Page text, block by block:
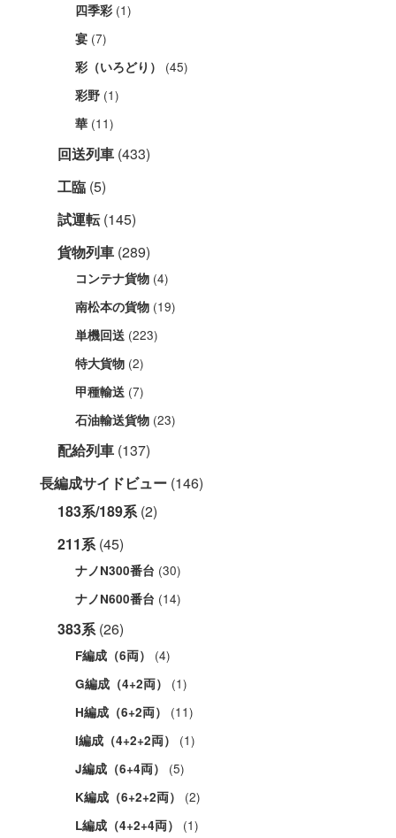
四季彩 (1)
宴 (7)
彩（いろどり） (45)
彩野 (1)
華 (11)
回送列車 (433)
工臨 (5)
試運転(145)
貨物列車 (289)
コンテナ貨物 (4)
南松本の貨物 (19)
単機回送 (223)
特大貨物 (2)
甲種輸送 (7)
石油輸送貨物 (23)
配給列車 (137)
長編成サイドビュー (146)
183系/189系(2)
211系(45)
ナノN300番台 (30)
ナノN600番台 (14)
383系(26)
F編成（6両） (4)
G編成（4+2両） (1)
H編成（6+2両） (11)
I編成（4+2+2両） (1)
J編成（6+4両） (5)
K編成（6+2+2両） (2)
L編成（4+2+4両） (1)